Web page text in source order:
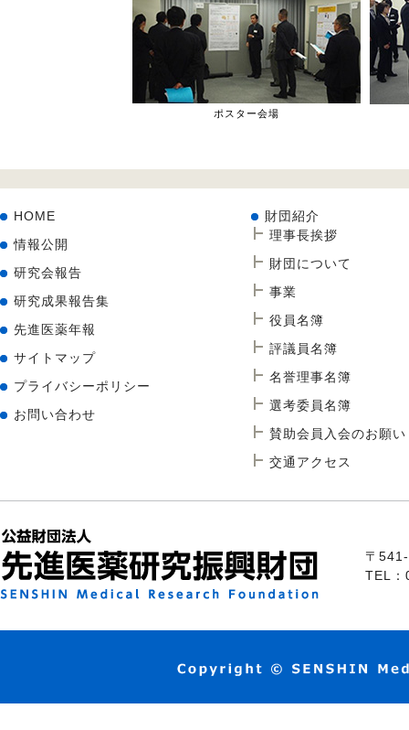
ポスター会場
HOME
情報公開
研究会報告
研究成果報告集
先進医薬年報
サイトマップ
プライバシーポリシー
お問い合わせ
財団紹介
理事長挨拶
財団について
事業
役員名簿
評議員名簿
名誉理事名簿
選考委員名簿
賛助会員入会のお願い
交通アクセス
〒
TEL